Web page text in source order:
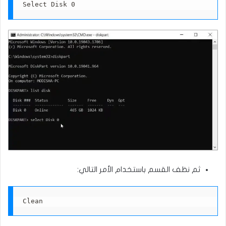
​​​​​​​​​​​​​Select Disk 0
ثم نظف القسم باستخدام الأمر التالي:
Clean